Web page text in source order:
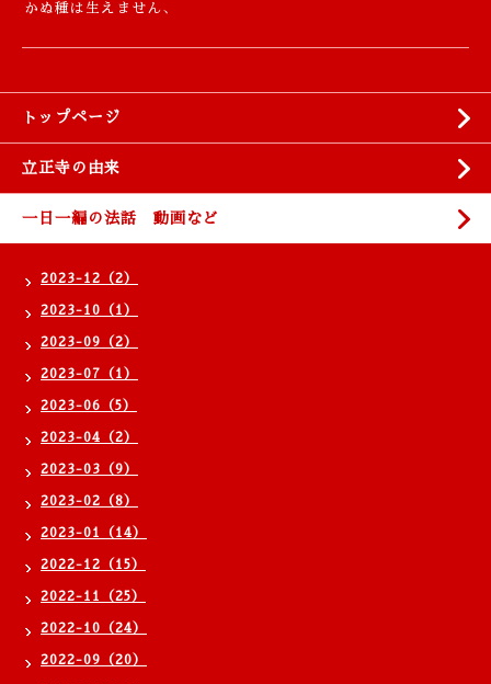
かぬ種は生えません、
トップページ
立正寺の由来
一日一編の法話 動画など
2023-12（2）
2023-10（1）
2023-09（2）
2023-07（1）
2023-06（5）
2023-04（2）
2023-03（9）
2023-02（8）
2023-01（14）
2022-12（15）
2022-11（25）
2022-10（24）
2022-09（20）